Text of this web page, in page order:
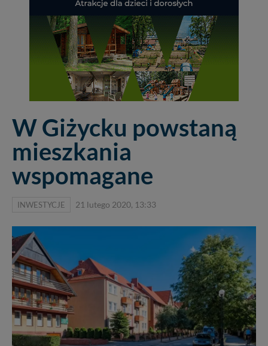
W Giżycku powstaną
mieszkania
wspomagane
INWESTYCJE 21 lutego 2020, 13:33